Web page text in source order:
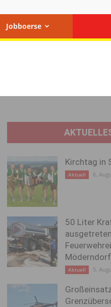
Jobboerse
Kirchtag in
Aktuell 6.
50 Liter
Möderndorf
Aktuell 5.